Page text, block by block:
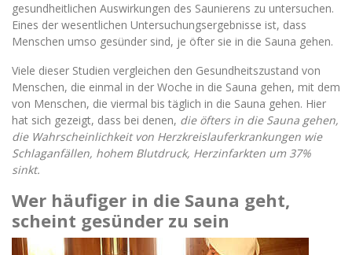
gesundheitlichen Auswirkungen des Saunierens zu untersuchen.
Eines der wesentlichen Untersuchungsergebnisse ist, dass
Menschen umso gesünder sind, je öfter sie in die Sauna gehen.
Viele dieser Studien vergleichen den Gesundheitszustand von
Menschen, die einmal in der Woche in die Sauna gehen, mit dem
von Menschen, die viermal bis täglich in die Sauna gehen. Hier
hat sich gezeigt, dass bei denen, die öfters in die Sauna gehen,
die Wahrscheinlichkeit von Herzkreislauferkrankungen wie
Schlaganfällen, hohem Blutdruck, Herzinfarkten um 37%
sinkt.
Wer häufiger in die Sauna geht,
scheint gesünder zu sein